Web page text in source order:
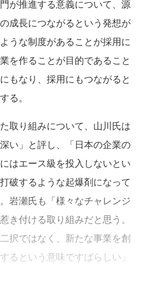
が推進する意義について、源
成長につながるという発想が
うな制度があることが採用に
を作ることが目的であること
もなり、採用にもつながると
る。
取り組みについて、山川氏は
い」と評し、「日本の企業の
はエース級を投入しないとい
破するような起爆剤になって
岩瀬氏も「様々なチャレンジ
き付ける取り組みだと思う。
択ではなく、新たな事業を創
るという意味ですばらしい」